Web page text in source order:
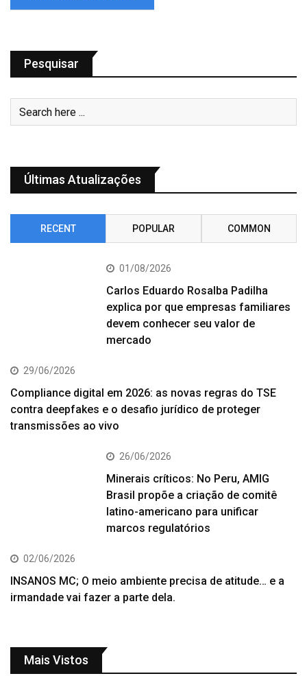
Pesquisar
Últimas Atualizações
RECENT POPULAR COMMON
01/08/2026
Carlos Eduardo Rosalba Padilha
explica por que empresas familiares
devem conhecer seu valor de
mercado
29/06/2026
Compliance digital em 2026: as novas regras do TSE
contra deepfakes e o desafio jurídico de proteger
transmissões ao vivo
26/06/2026
Minerais críticos: No Peru, AMIG
Brasil propõe a criação de comitê
latino-americano para unificar
marcos regulatórios
02/06/2026
INSANOS MC; O meio ambiente precisa de atitude… e a
irmandade vai fazer a parte dela.
Mais Vistos